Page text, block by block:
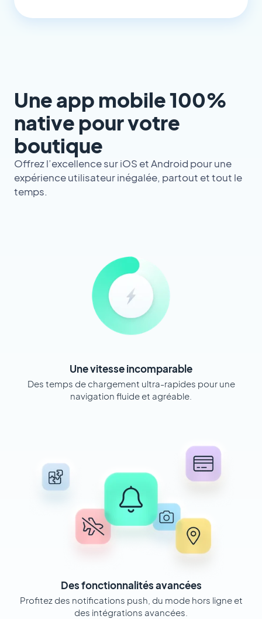
Une app mobile 100%
native pour votre
boutique
Offrez l’excellence sur iOS et Android pour une
expérience utilisateur inégalée, partout et tout le
temps.
Une vitesse incomparable
Des temps de chargement ultra-rapides pour une
navigation fluide et agréable.
Des fonctionnalités avancées
Profitez des notifications push, du mode hors ligne et
des intégrations avancées.